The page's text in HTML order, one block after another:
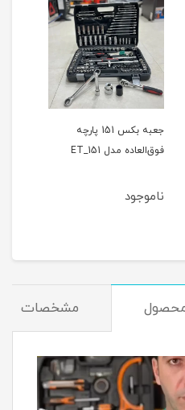
جعبه بکس 151 پارچه
فوق‌العاده مدل ET_151
ناموجود
مشخصات